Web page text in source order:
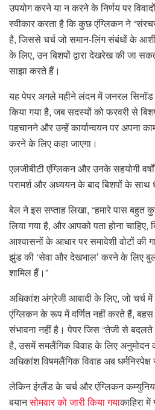
उपयोग करने या न करने के निर्णय पर
स्वीकार करता है कि कुछ एंग्लिकन ने
है, जिससे चर्च जो समान-लिंग संबंधों के
के लिए, उन बिशपों द्वारा देखरेख की जा
साझा करते हैं।
यह पेपर अगले महीने लंदन में जनरल
किया गया है, जब सदस्यों को फरवरी से
पहचानने और उन्हें कार्यान्वयन पर अपना
करने के लिए कहा जाएगा।
एलजीबीटी एंग्लिकन और उनके सहयोगी
परामर्श और अध्ययन के बाद बिशपों के
बेल ने इस सप्ताह लिखा, “हमारे पास बहुत
लिया गया है, और आपको पता होना
आश्वासनों के आधार पर समावेशी वोटों की
झुंड की ‘सेवा और देखभाल’ करने के लिए
शामिल हैं।”
अधिकांश अंग्रेजी आबादी के लिए, जो चर्च
एंग्लिकन के रूप में वर्णित नहीं करते हैं,
संभावना नहीं है। पेपर जिस “तेजी से बदलते
है, उसमें समलैंगिक विवाह के लिए अनुमोदन
अधिकांश विषमलैंगिक विवाह अब
लेकिन इंग्लैंड के चर्च और एंग्लिकन
बयानसोमवार को जारी किया गयाकाहिरा